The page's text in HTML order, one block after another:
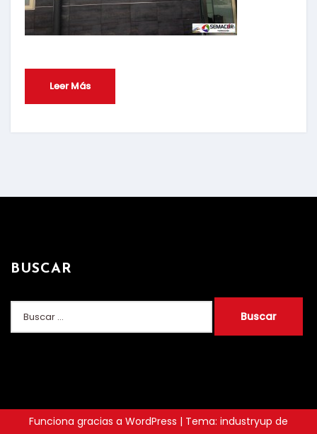
Leer Más
BUSCAR
Funciona gracias a WordPress | Tema: industryup de